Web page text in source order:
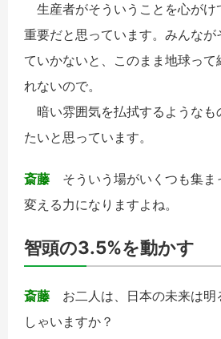
生産者がそういうことを心がけ
重要だと思っています。みんなが
ていかないと、このまま地球って
れないので。
暗い雰囲気を払拭するようなも
たいと思っています。
斎藤 そういう場がいくつも集ま
変える力になりますよね。
智頭の3.5%を動かす
斎藤 お二人は、日本の未来は明
しゃいますか？